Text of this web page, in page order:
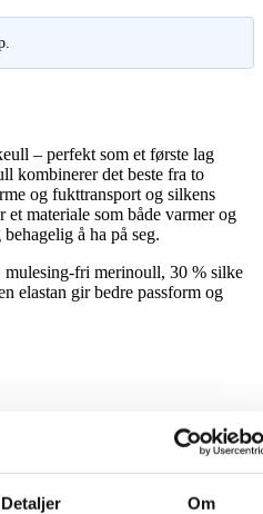
Detaljer Om
– perfekt som et første lag
kombinerer det beste fra to
og fukttransport og silkens
et materiale som både varmer og
å ha på seg.
fri merinoull, 30 % silke
elastan gir bedre passform og
romtemperatur.